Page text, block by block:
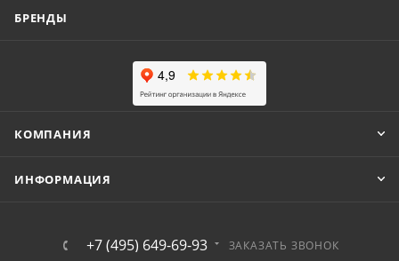
БРЕНДЫ
КОМПАНИЯ
ИНФОРМАЦИЯ
+7 (495) 649-69-93 ЗАКАЗАТЬ ЗВОНОК